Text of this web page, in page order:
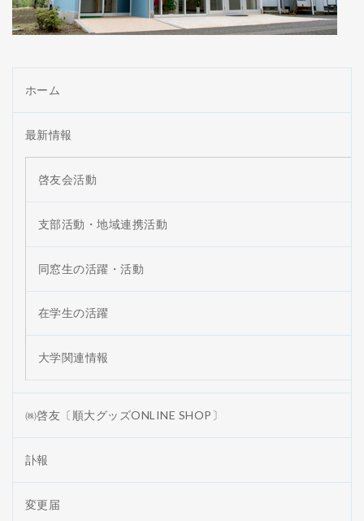
ホーム
最新情報
啓友会活動
支部活動・地域連携活動
同窓生の活躍・活動
在学生の活躍
大学関連情報
㈱啓友〔順大グッズONLINE SHOP〕
訃報
変更届